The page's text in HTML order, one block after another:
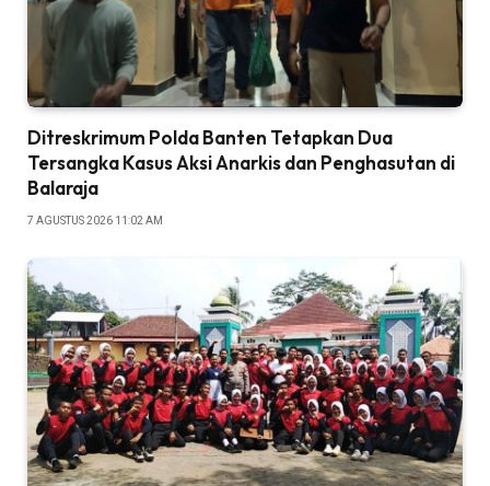
Ditreskrimum Polda Banten Tetapkan Dua
Tersangka Kasus Aksi Anarkis dan Penghasutan di
Balaraja
7 AGUSTUS 2026 11:02 AM